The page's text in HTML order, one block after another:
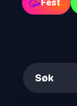
Fest
Søk